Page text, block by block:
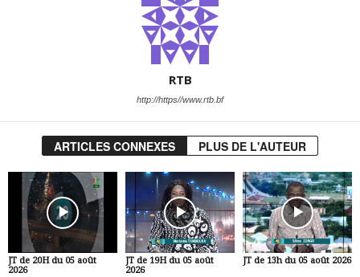
RTB
http://https//www.rtb.bf
ARTICLES CONNEXES PLUS DE L'AUTEUR
JT de 20H du 05 août
2026
JT de 19H du 05 août
2026
JT de 13h du 05 août 2026